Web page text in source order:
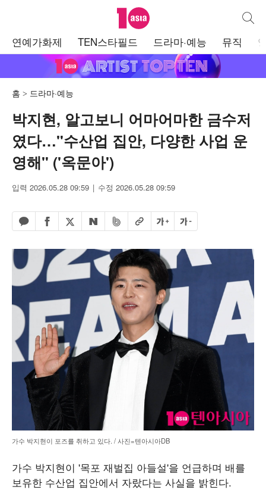
텐아시아 통합
연예가화제 TEN스타필드 드라마·예능 뮤직
홈 드라마·예능
박지현, 알고보니 어마어마한 금수저
였다…"수산업 집안, 다양한 사업 운
영해" ('옥문아')
입력 2026.05.28 09:59 수정 2026.05.28 09:59
카카오톡 공유하기
페이스북 공유하기
엑스 공유하기
네이버 공유하기
밴드 공유하기
URL복사글자 크게글자 작게
가수 박지현이 포즈를 취하고 있다. / 사진=텐아시아DB
가수 박지현이 '목포 재벌집 아들설'을 언급하며 배를
보유한 수산업 집안에서 자랐다는 사실을 밝힌다.